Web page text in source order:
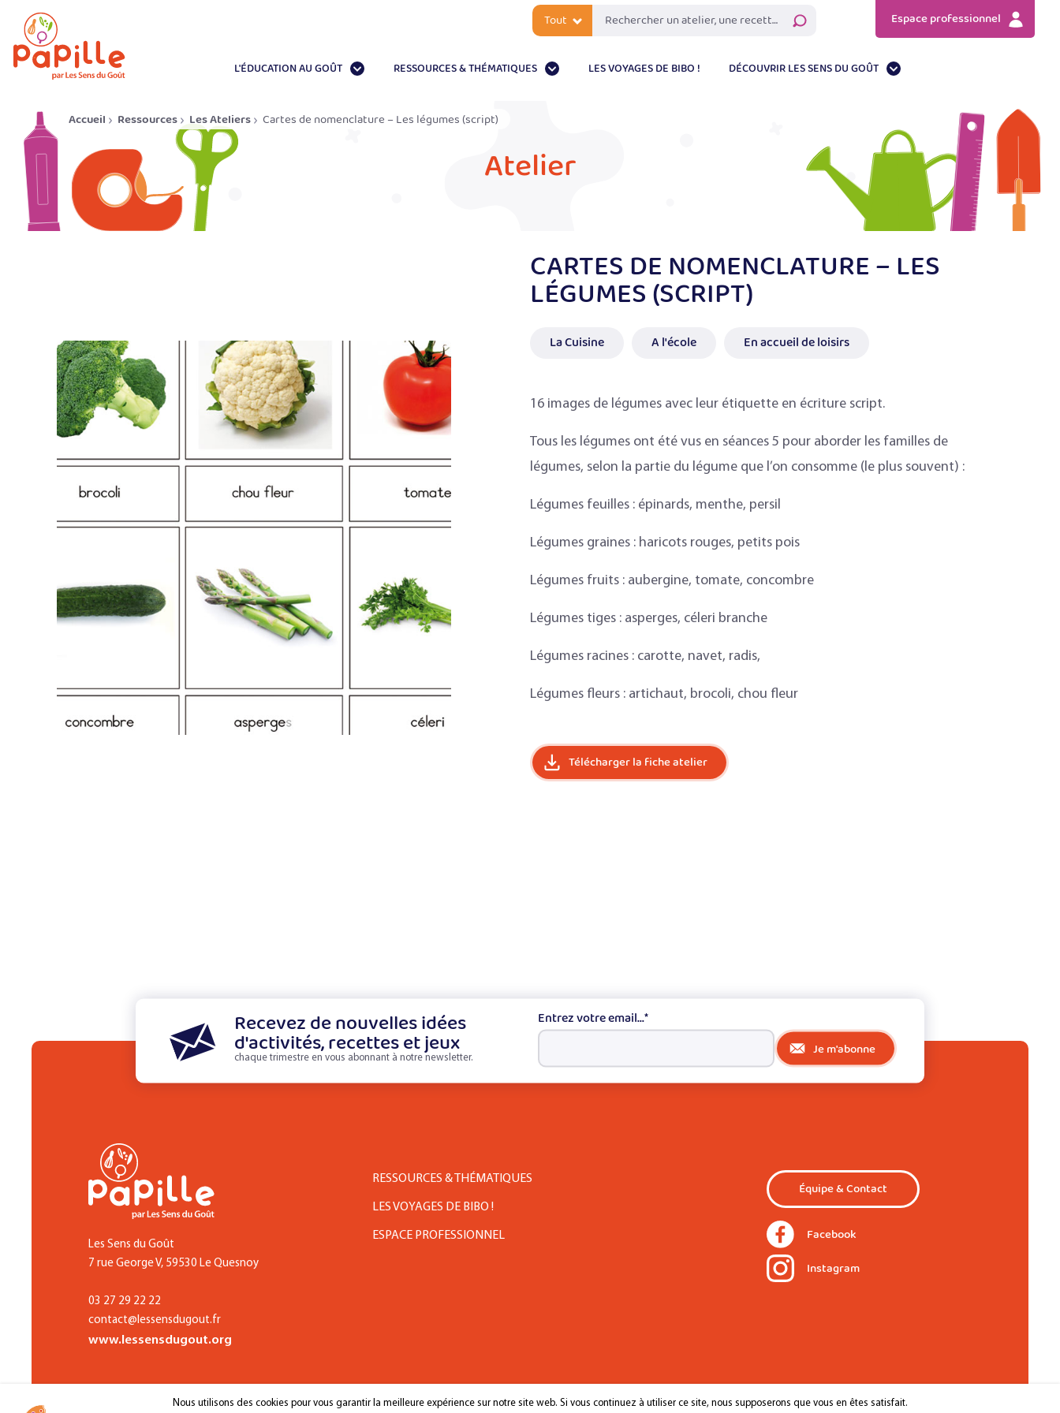
Espace professionnel
Tout Rechercher
L'ÉDUCATION AU GOÛT RESSOURCES & THÉMATIQUES LES VOYAGES DE BIBO ! DÉCOUVRIR LES SENS DU GOÛT
Atelier
Accueil Ressources Les Ateliers Cartes de nomenclature – Les légumes (script)
CARTES DE NOMENCLATURE – LES
LÉGUMES (SCRIPT)
La Cuisine A l'école En accueil de loisirs
16 images de légumes avec leur étiquette en écriture script.
Tous les légumes ont été vus en séances 5 pour aborder les familles de
légumes, selon la partie du légume que l’on consomme (le plus souvent) :
Légumes feuilles : épinards, menthe, persil
Légumes graines : haricots rouges, petits pois
Légumes fruits : aubergine, tomate, concombre
Légumes tiges : asperges, céleri branche
Légumes racines : carotte, navet, radis,
Légumes fleurs : artichaut, brocoli, chou fleur
Télécharger la fiche atelier
Recevez de nouvelles idées
d'activités, recettes et jeux
chaque trimestre en vous abonnant à notre newsletter.
Entrez votre email...*
Je m'abonne
Les Sens du Goût
7 rue George V, 59530 Le Quesnoy
03 27 29 22 22
contact@lessensdugout.fr
www.lessensdugout.org
RESSOURCES & THÉMATIQUES
LES VOYAGES DE BIBO !
ESPACE PROFESSIONNEL
Équipe & Contact
Facebook
Instagram
Nous utilisons des cookies pour vous garantir la meilleure expérience sur notre site web. Si vous continuez à utiliser ce site, nous supposerons que vous en êtes satisfait.